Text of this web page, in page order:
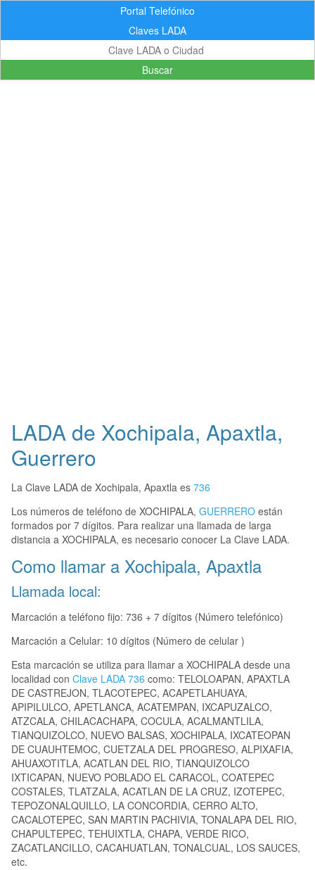
Portal Telefónico
Claves LADA
Buscar
LADA de Xochipala, Apaxtla,
Guerrero
La Clave LADA de Xochipala, Apaxtla es 736
Los números de teléfono de XOCHIPALA, GUERRERO están
formados por 7 dígitos. Para realizar una llamada de larga
distancia a XOCHIPALA, es necesario conocer La Clave LADA.
Como llamar a Xochipala, Apaxtla
Llamada local:
Marcación a teléfono fijo: 736 + 7 dígitos (Número telefónico)
Marcación a Celular: 10 dígitos (Número de celular )
Esta marcación se utiliza para llamar a XOCHIPALA desde una
localidad con Clave LADA 736 como: TELOLOAPAN, APAXTLA
DE CASTREJON, TLACOTEPEC, ACAPETLAHUAYA,
APIPILULCO, APETLANCA, ACATEMPAN, IXCAPUZALCO,
ATZCALA, CHILACACHAPA, COCULA, ACALMANTLILA,
TIANQUIZOLCO, NUEVO BALSAS, XOCHIPALA, IXCATEOPAN
DE CUAUHTEMOC, CUETZALA DEL PROGRESO, ALPIXAFIA,
AHUAXOTITLA, ACATLAN DEL RIO, TIANQUIZOLCO
IXTICAPAN, NUEVO POBLADO EL CARACOL, COATEPEC
COSTALES, TLATZALA, ACATLAN DE LA CRUZ, IZOTEPEC,
TEPOZONALQUILLO, LA CONCORDIA, CERRO ALTO,
CACALOTEPEC, SAN MARTIN PACHIVIA, TONALAPA DEL RIO,
CHAPULTEPEC, TEHUIXTLA, CHAPA, VERDE RICO,
ZACATLANCILLO, CACAHUATLAN, TONALCUAL, LOS SAUCES,
etc.